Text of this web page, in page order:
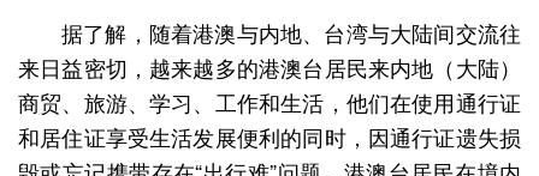
据了解，随着港澳与内地、台湾与大陆间交流往
来日益密切，越来越多的港澳台居民来内地（大陆）
商贸、旅游、学习、工作和生活，他们在使用通行证
和居住证享受生活发展便利的同时，因通行证遗失损